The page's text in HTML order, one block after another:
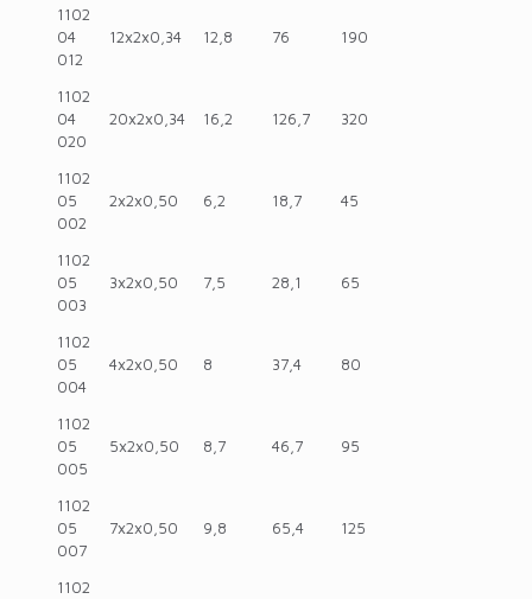
1102
04
012
12x2x0,34 12,8 76 190
1102
04
020
20x2x0,34 16,2 126,7 320
1102
05
002
2x2x0,50 6,2 18,7 45
1102
05
003
3x2x0,50 7,5 28,1 65
1102
05
004
4x2x0,50 8 37,4 80
1102
05
005
5x2x0,50 8,7 46,7 95
1102
05
007
7x2x0,50 9,8 65,4 125
1102